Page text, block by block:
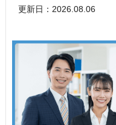
更新日：2026.08.06